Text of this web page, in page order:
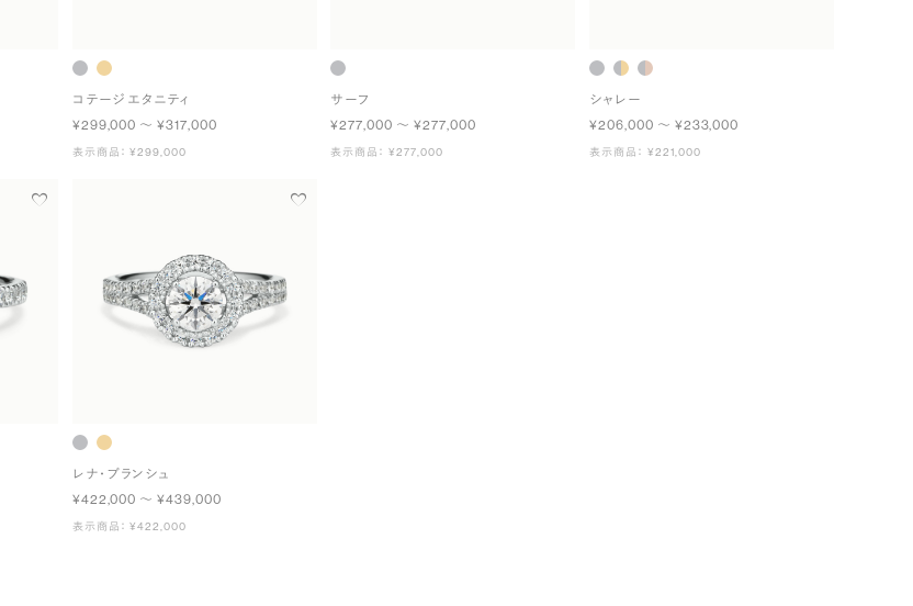
コテージ エタニティ
¥299,000 〜 ¥317,000
表示商品： ¥299,000
サーフ
¥277,000 〜 ¥277,000
表示商品： ¥277,000
シャレー
¥206,000 〜 ¥233,000
表示商品： ¥221,000
レナ・ブランシュ
¥422,000 〜 ¥439,000
表示商品： ¥422,000